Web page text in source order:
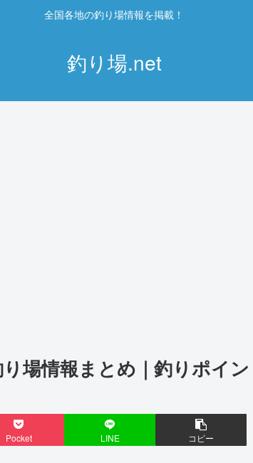
全国各地の釣り場情報を掲載！
釣り場.net
場情報まとめ｜釣りポイン
Pocket LINE コピー